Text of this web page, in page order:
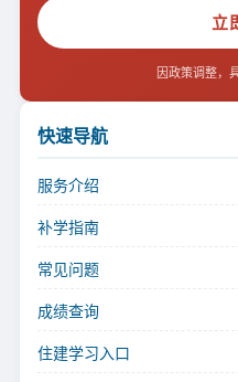
立
因政策调整，
快速导航
服务介绍
补学指南
常见问题
成绩查询
住建学习入口